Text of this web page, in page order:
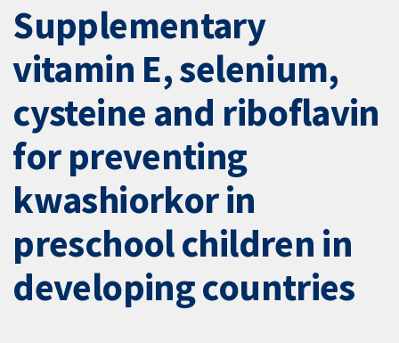
Supplementary
vitamin E, selenium,
cysteine and riboflavin
for preventing
kwashiorkor in
preschool children in
developing countries